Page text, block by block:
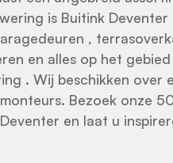
is Buitink Deventer
,
en alles op het gebied
. Wij beschikken over
Bezoek onze
en laat u